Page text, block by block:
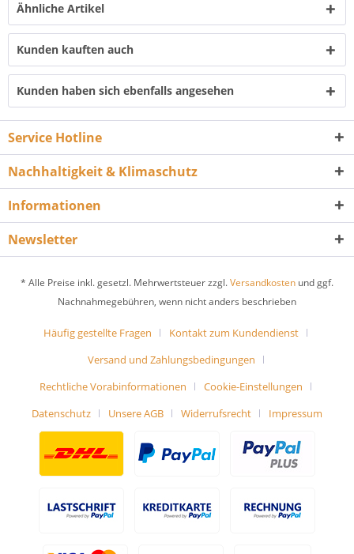
Ähnliche Artikel
Kunden kauften auch
Kunden haben sich ebenfalls angesehen
Service Hotline
Nachhaltigkeit & Klimaschutz
Informationen
Newsletter
* Alle Preise inkl. gesetzl. Mehrwertsteuer zzgl.Versandkosten und ggf.
Nachnahmegebühren, wenn nicht anders beschrieben
Häufig gestellte Fragen
Kontakt zum Kundendienst
Versand und Zahlungsbedingungen
Rechtliche Vorabinformationen
Cookie-Einstellungen
Datenschutz
Unsere AGB Widerrufsrecht Impressum